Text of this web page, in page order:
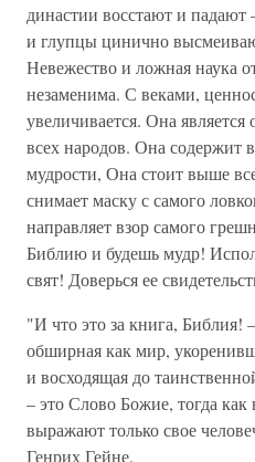
династии восстают и
и глупцы цинично
Невежество и ложная наука
незаменима. С веками,
увеличивается. Она
всех народов. Она содержит
мудрости, Она стоит выше
снимает маску с самого
направляет взор самого
Библию и будешь мудр!
свят! Доверься ее
"И что это за книга, Библия!
обширная как мир,
и восходящая до
– это Слово Божие, тогда
выражают только свое
Генрих Гейне.